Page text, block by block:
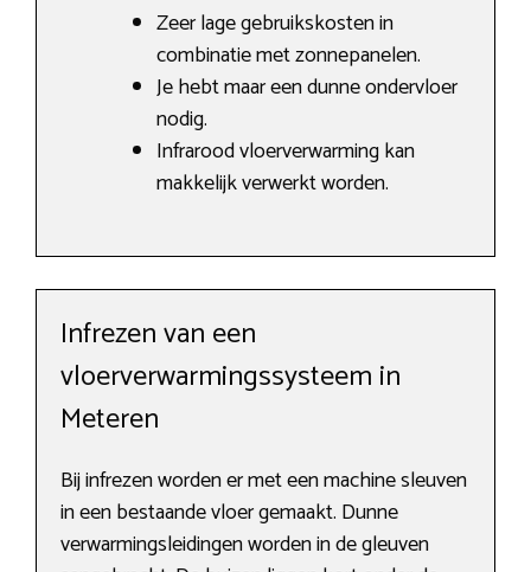
Zeer lage gebruikskosten in
combinatie met zonnepanelen.
Je hebt maar een dunne ondervloer
nodig.
Infrarood vloerverwarming kan
makkelijk verwerkt worden.
Infrezen van een
vloerverwarmingssysteem in
Meteren
Bij infrezen worden er met een machine sleuven
in een bestaande vloer gemaakt. Dunne
verwarmingsleidingen worden in de gleuven